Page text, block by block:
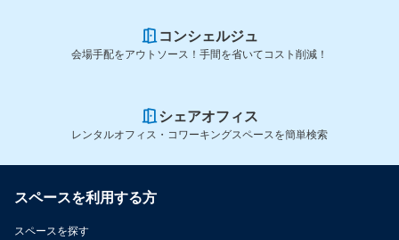
コンシェルジュ
会場手配をアウトソース！手間を省いてコスト削減！
シェアオフィス
レンタルオフィス・コワーキングスペースを簡単検索
スペースを利用する方
スペースを探す